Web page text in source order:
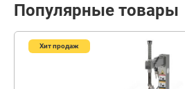
Популярные товары
Хит продаж